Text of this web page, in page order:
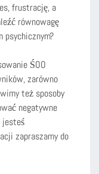
frustrację, a
równowagę
psychicznym?
ŚOO
zarówno
też sposoby
negatywne
jesteś
zapraszamy do